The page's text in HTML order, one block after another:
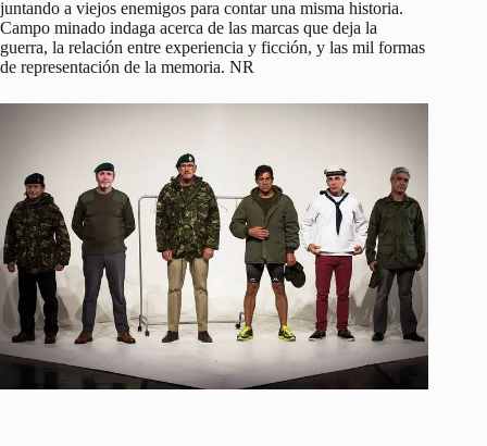
juntando a viejos enemigos para contar una misma historia.
Campo minado indaga acerca de las marcas que deja la
guerra, la relación entre experiencia y ficción, y las mil formas
de representación de la memoria. NR